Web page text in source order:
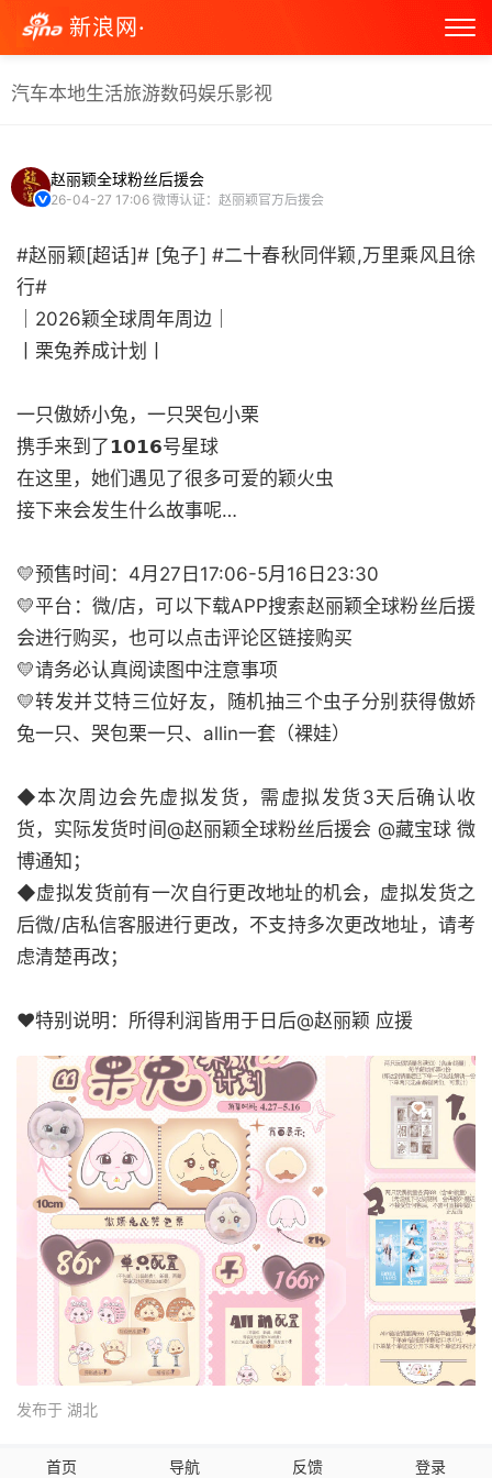
新浪网·
汽车本地生活旅游数码娱乐影视
赵丽颖全球粉丝后援会
26-04-27 17:06 微博认证：赵丽颖官方后援会
#赵丽颖[超话]# [兔子] #二十春秋同伴颖,万里乘风且徐
行#
｜2026颖全球周年周边｜
丨栗兔养成计划丨
一只傲娇小兔，一只哭包小栗
携手来到了𝟭𝟬𝟭𝟲号星球
在这里，她们遇见了很多可爱的颖火虫
接下来会发生什么故事呢…
💛预售时间：4月27日17:06-5月16日23:30
💛平台：微/店，可以下载APP搜索赵丽颖全球粉丝后援
会进行购买，也可以点击评论区链接购买
💛请务必认真阅读图中注意事项
💛转发并艾特三位好友，随机抽三个虫子分别获得傲娇
兔一只、哭包栗一只、allin一套（裸娃）
◆本次周边会先虚拟发货，需虚拟发货3天后确认收
货，实际发货时间@赵丽颖全球粉丝后援会 @藏宝球 微
博通知；
◆虚拟发货前有一次自行更改地址的机会，虚拟发货之
后微/店私信客服进行更改，不支持多次更改地址，请考
虑清楚再改；
❤️特别说明：所得利润皆用于日后@赵丽颖 应援
发布于 湖北
首页 导航 反馈 登录